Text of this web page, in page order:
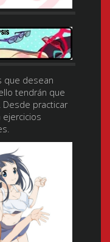
que desean
tendrán que
practicar
ejercicios